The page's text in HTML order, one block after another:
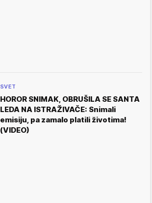
SVET
HOROR SNIMAK, OBRUŠILA SE SANTA
LEDA NA ISTRAŽIVAČE: Snimali
emisiju, pa zamalo platili životima!
(VIDEO)